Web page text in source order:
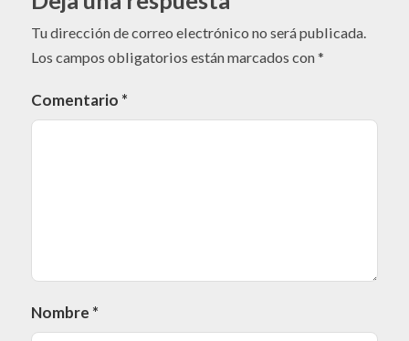
Tu dirección de correo electrónico no será publicada.
Los campos obligatorios están marcados con*
Comentario *
Nombre *